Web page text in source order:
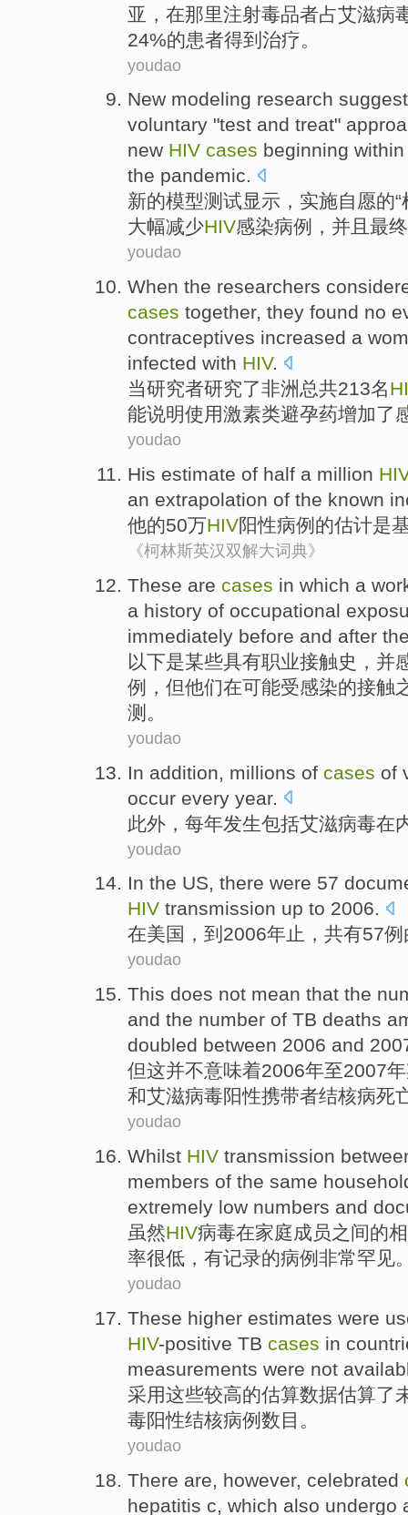
亚 ， 在那里注射毒品者占艾滋病
24%的患者得到 治疗 。
youdao
New modeling research
voluntary "test and treat"
new HIV cases beginning
the pandemic.
新的模型测试显示 ， 实施自愿的“
大幅减少HIV感染病例 ， 并且 最终
youdao
When the researchers
cases together, they found no
contraceptives increased a
infected with HIV.
当研究者研究了非洲 总共213名
能说明使用激素类避孕药增加了
youdao
His estimate of half a million
an extrapolation of the known
他的50万HIV阳性病例 的估计是
《柯林斯英汉双解大词典》
These are cases in which a
a history of occupational
immediately before and after
以下是某些具有职业接触史 ， 并
例
， 但他们在可能受感染的接触
测 。
youdao
In addition millions of cases of
occur every year.
此外 ， 每年发生包括艾滋病毒在
youdao
In the US, there were 57
HIV transmission up to 2006.
在美国 ，到2006年止， 共有57例
youdao
This does not mean that the
and the number of TB deaths
doubled between 2006 and
但这并不意味着2006年至2007
和艾滋病毒阳性携带者结核病死
youdao
Whilst HIV transmission
members of the same
extremely low numbers and
虽然HIV病毒在家庭成员之间的
率很低 ， 有记录的病例 非常罕见
youdao
These higher estimates were
HIV-positive TB cases in
measurements were not
采用这些较高的估算数据估算了
毒阳性结核病例 数目 。
youdao
There are however, celebrated
hepatitis c , which also undergo